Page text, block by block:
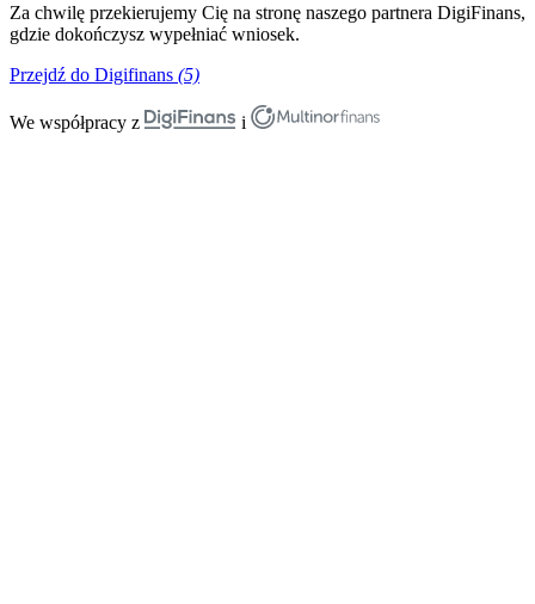
Za chwilę przekierujemy Cię na stronę naszego partnera DigiFinans,
gdzie dokończysz wypełniać wniosek.
Przejdź do Digifinans (5)
We współpracy z i